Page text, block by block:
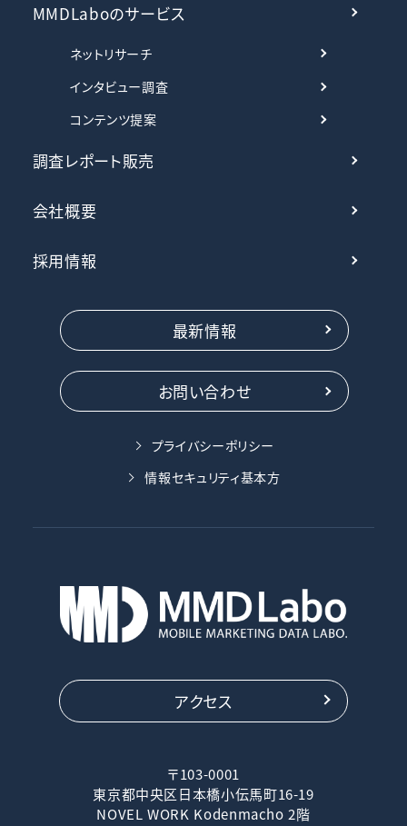
MMDLaboのサービス
ネットリサーチ
インタビュー調査
コンテンツ提案
調査レポート販売
会社概要
採用情報
最新情報
お問い合わせ
プライバシーポリシー
情報セキュリティ基本方
アクセス
〒103-0001
東京都中央区日本橋小伝馬町16-19
NOVEL WORK Kodenmacho 2階